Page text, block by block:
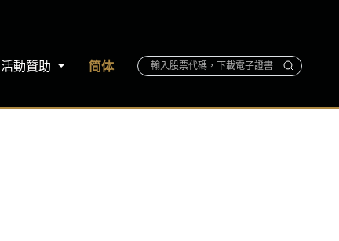
活動贊助 简体